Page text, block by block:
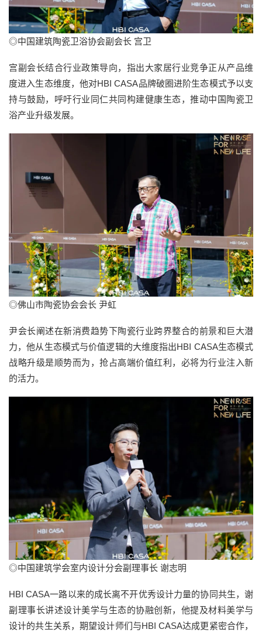
◎中国建筑陶瓷卫浴协会副会长 宫卫
宫副会长结合行业政策导向，指出大家居行业竞争正从产品维
度进入生态维度，他对HBI CASA品牌破圈进阶生态模式予以支
持与鼓励，呼吁行业同仁共同构建健康生态，推动中国陶瓷卫
浴产业升级发展。
◎佛山市陶瓷协会会长 尹虹
尹会长阐述在新消费趋势下陶瓷行业跨界整合的前景和巨大潜
力，他从生态模式与价值逻辑的大维度指出HBI CASA生态模式
战略升级是顺势而为，抢占高端价值红利，必将为行业注入新
的活力。
◎中国建筑学会室内设计分会副理事长 谢志明
HBI CASA一路以来的成长离不开优秀设计力量的协同共生，谢
副理事长讲述设计美学与生态的协融创新，他提及材料美学与
设计的共生关系，期望设计师们与HBI CASA达成更紧密合作，